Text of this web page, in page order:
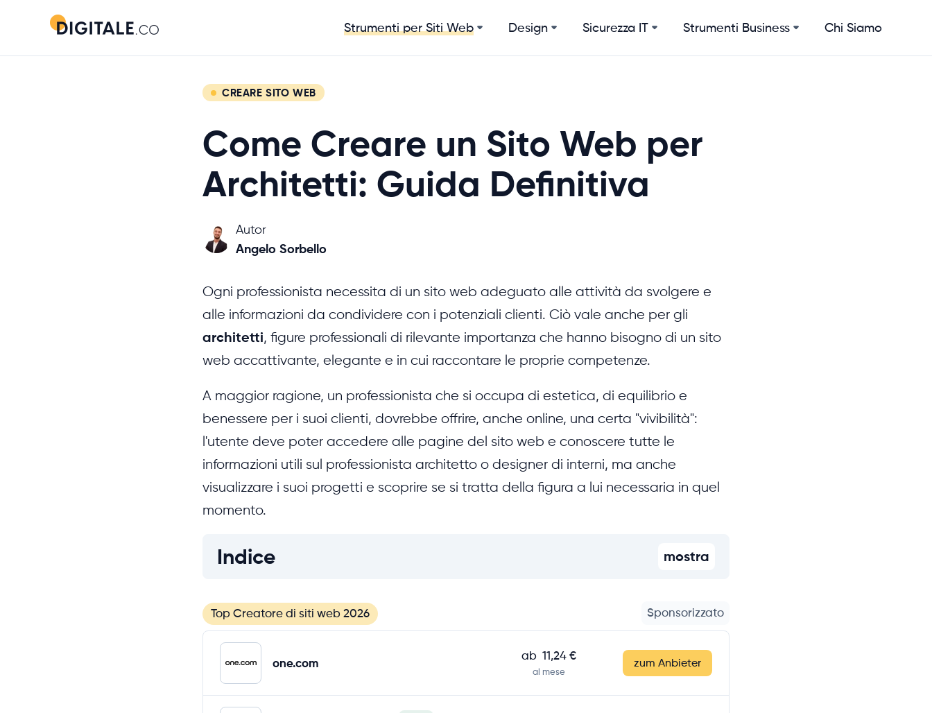
Strumenti per Siti Web Design Sicurezza IT Strumenti Business Chi Siamo
CREARE SITO WEB
Come Creare un Sito Web per
Architetti: Guida Definitiva
Autor
Angelo Sorbello
Ogni professionista necessita di un sito web adeguato alle attività da svolgere e
alle informazioni da condividere con i potenziali clienti. Ciò vale anche per gli
architetti, figure professionali di rilevante importanza che hanno bisogno di un sito
web accattivante, elegante e in cui raccontare le proprie competenze.
A maggior ragione, un professionista che si occupa di estetica, di equilibrio e
benessere per i suoi clienti, dovrebbe offrire, anche online, una certa "vivibilità":
l'utente deve poter accedere alle pagine del sito web e conoscere tutte le
informazioni utili sul professionista architetto o designer di interni, ma anche
visualizzare i suoi progetti e scoprire se si tratta della figura a lui necessaria in quel
momento.
Indice mostra
Top Creatore di siti web 2026 Sponsorizzato
ab 11,24 €
al mese
zum Anbieter
one.com